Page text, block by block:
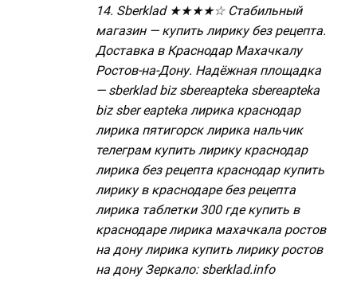
14. Sberklad ★★★★☆ Стабильный
магазин — купить лирику без рецепта.
Доставка в Краснодар Махачкалу
Ростов-на-Дону. Надёжная площадка
— sberklad biz sbereapteka sbereapteka
biz sber eapteka лирика краснодар
лирика пятигорск лирика нальчик
телеграм купить лирику краснодар
лирика без рецепта краснодар купить
лирику в краснодаре без рецепта
лирика таблетки 300 где купить в
краснодаре лирика махачкала ростов
на дону лирика купить лирику ростов
на дону Зеркало: sberklad.info